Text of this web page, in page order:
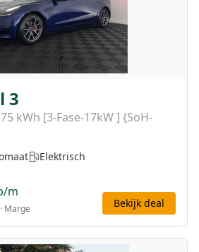
3
kWh [3-Fase-17kW ] {SoH-
Elektrisch
m
· Marge Bekijk deal